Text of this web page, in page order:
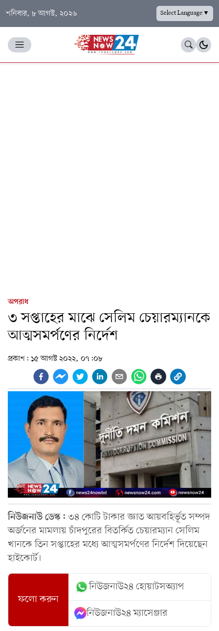
শনিবার, ৮ আগস্ট, ২০২৬ Select Language▼
অপরাধ
৩ সপ্তাহের মাঝে সেলিম চেয়ারম্যানকে
আত্মসমর্পণের নির্দেশ
প্রকাশ: ১৫ আগস্ট ২০২২, ০৭:০৮
নিউজনাউ ডেস্ক: ৩৪ কোটি টাকার জ্ঞাত আয়বহির্ভূত সম্পদ
অর্জনের মামলায় চাঁদপুরের বিতর্কিত চেয়ারম্যান সেলিম
খানকে তিন সপ্তাহের মধ্যে আত্মসমর্পণের নির্দেশ দিয়েছেন
হাইকোর্ট।
ফলো করুন
নিউজনাউ২৪ হোয়াটসঅ্যাপ
নিউজনাউ২৪ ম্যাসেঞ্জার